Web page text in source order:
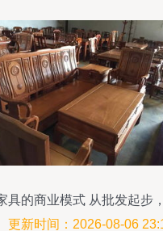
具的商业模式 从批发起步
更新时间：2026-08-06